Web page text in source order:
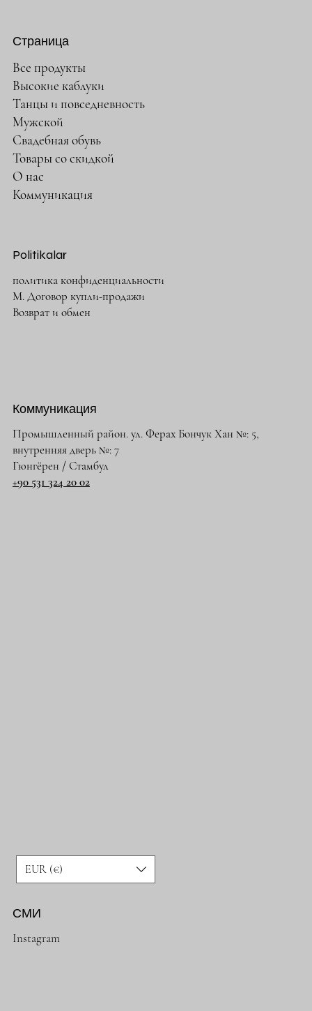
Страница
Все продукты
Высокие каблуки
Танцы и повседневность
Мужской
Свадебная обувь
Товары со скидкой
О нас
Коммуникация
Politikalar
политика конфиденциальности
М. Договор купли-продажи
Возврат и обмен
Коммуникация
Промышленный район. ул. Ферах Бончук Хан №: 5,
внутренняя дверь №: 7
Гюнгёрен / Стамбул
+90 531 324 20 02
EUR (€)
СМИ
Instagram